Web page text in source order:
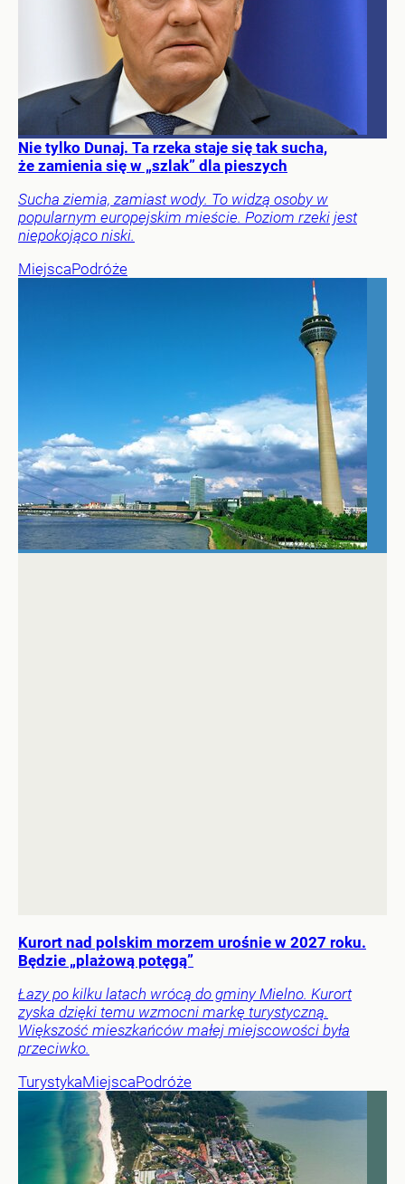
Nie tylko Dunaj. Ta rzeka staje się tak sucha,
że zamienia się w „szlak” dla pieszych
Sucha ziemia, zamiast wody. To widzą osoby w
popularnym europejskim mieście. Poziom rzeki jest
niepokojąco niski.
MiejscaPodróże
Kurort nad polskim morzem urośnie w 2027 roku.
Będzie „plażową potęgą”
Łazy po kilku latach wrócą do gminy Mielno. Kurort
zyska dzięki temu wzmocni markę turystyczną.
Większość mieszkańców małej miejscowości była
przeciwko.
TurystykaMiejscaPodróże